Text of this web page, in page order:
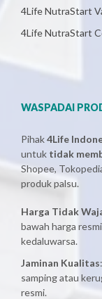
4Life NutraStart
4Life NutraStart
WASPADAI
Pihak4Life
untuk tidak
Shopee,
produk palsu.
Harga Tidak
bawah harga
kedaluwarsa.
Jaminan Kualitas
samping atau
resmi.